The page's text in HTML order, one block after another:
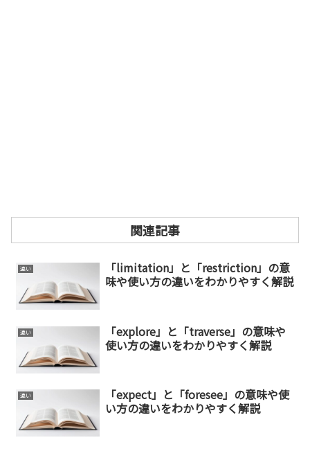
関連記事
違い
「limitation」と「restriction」の意
味や使い方の違いをわかりやすく解説
違い
「explore」と「traverse」の意味や
使い方の違いをわかりやすく解説
違い
「expect」と「foresee」の意味や使
い方の違いをわかりやすく解説